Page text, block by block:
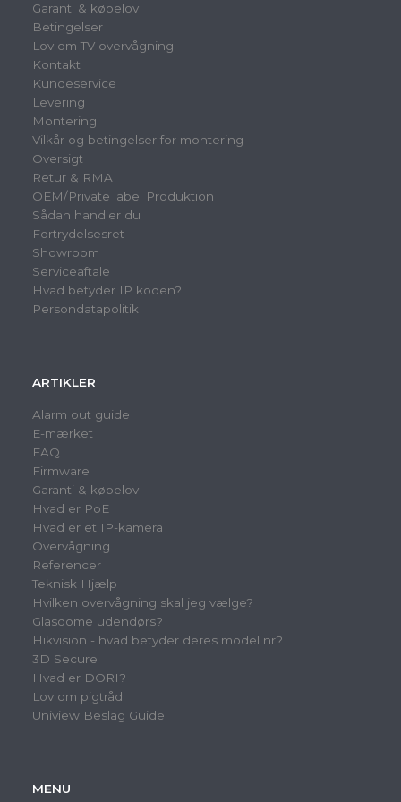
Garanti & købelov
Betingelser
Lov om TV overvågning
Kontakt
Kundeservice
Levering
Montering
Vilkår og betingelser for montering
Oversigt
Retur & RMA
OEM/Private label Produktion
Sådan handler du
Fortrydelsesret
Showroom
Serviceaftale
Hvad betyder IP koden?
Persondatapolitik
ARTIKLER
Alarm out guide
E-mærket
FAQ
Firmware
Garanti & købelov
Hvad er PoE
Hvad er et IP-kamera
Overvågning
Referencer
Teknisk Hjælp
Hvilken overvågning skal jeg vælge?
Glasdome udendørs?
Hikvision - hvad betyder deres model nr?
3D Secure
Hvad er DORI?
Lov om pigtråd
Uniview Beslag Guide
MENU